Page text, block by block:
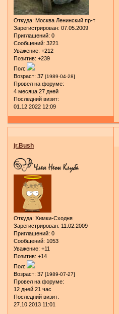
Откуда: Москва Ленинский пр-т
Зарегистрирован: 07.05.2009
Приглашений: 0
Сообщений: 3221
Уважение: +212
Позитив: +239
Пол:
Возраст: 37 [1989-04-28]
Провел на форуме:
4 месяца 27 дней
Последний визит:
01.12.2022 12:09
jr.Bush
Откуда: Химки-Сходня
Зарегистрирован: 11.02.2009
Приглашений: 0
Сообщений: 1053
Уважение: +11
Позитив: +14
Пол:
Возраст: 37 [1989-07-27]
Провел на форуме:
12 дней 21 час
Последний визит:
27.10.2013 11:01